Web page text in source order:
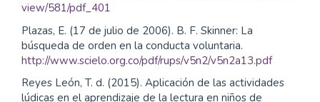
view/581/pdf_401
Plazas, E. (17 de julio de 2006). B. F. Skinner: La
búsqueda de orden en la conducta voluntaria.
http://www.scielo.org.co/pdf/rups/v5n2/v5n2a13.pdf
Reyes León, T. d. (2015). Aplicación de las actividades
lúdicas en el aprendizaje de la lectura en niños de